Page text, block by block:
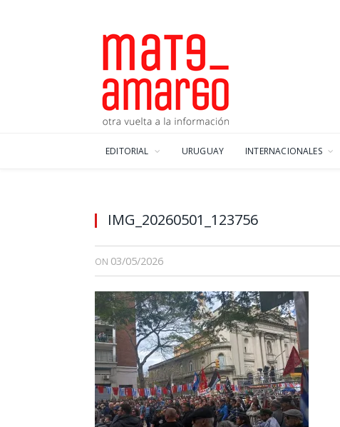
EDITORIAL URUGUAY INTERNACIONALES
IMG_20260501_123756
ON 03/05/2026